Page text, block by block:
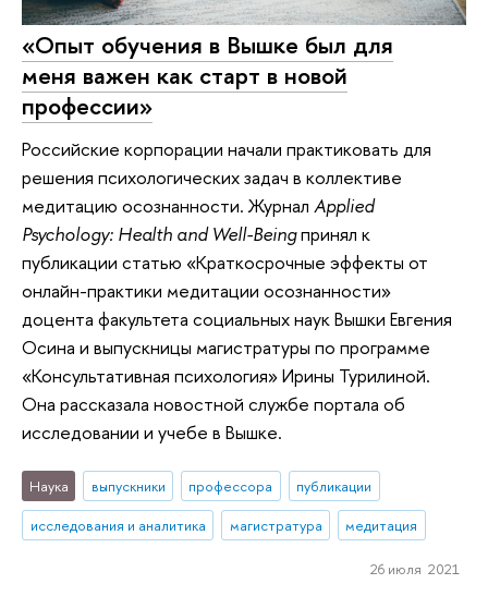
«Опыт обучения в Вышке был для
меня важен как старт в новой
профессии»
Российские корпорации начали практиковать для
решения психологических задач в коллективе
медитацию осознанности. Журнал Applied
Psychology: Health and Well-Beingпринял к
публикации статью «Краткосрочные эффекты от
онлайн-практики медитации осознанности»
доцента факультета социальных наук Вышки Евгения
Осина и выпускницы магистратуры по программе
«Консультативная психология» Ирины Турилиной.
Она рассказала новостной службе портала об
исследовании и учебе в Вышке.
Наука выпускники профессора
публикации
исследования и аналитика
магистратура медитация
26 июля 2021